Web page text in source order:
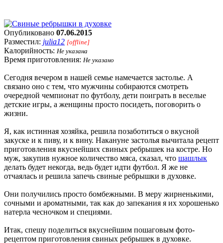
Опубликовано 07.06.2015
Разместил: julia12 [offline]
Калорийность: Не указана
Время приготовления: Не указано
Сегодня вечером в нашей семье намечается застолье. А
связано оно с тем, что мужчины собираются смотреть
очередной чемпионат по футболу, дети поиграть в веселые
детские игры, а женщины просто посидеть, поговорить о
жизни.
Я, как истинная хозяйка, решила позаботиться о вкусной
закуске и к пиву, и к вину. Накануне застолья вычитала рецепт
приготовления вкуснейших свиных ребрышек на костре. Но
муж, закупив нужное количество мяса, сказал, что шашлык
делать будет некогда, ведь будет идти футбол. Я же не
отчаялась и решила запечь свиные ребрышки в духовке.
Они получились просто бомбежными. В меру жирненькими,
сочными и ароматными, так как до запекания я их хорошенько
натерла чесночком и специями.
Итак, спешу поделиться вкуснейшим пошаговым фото-
рецептом приготовления свиных ребрышек в духовке.